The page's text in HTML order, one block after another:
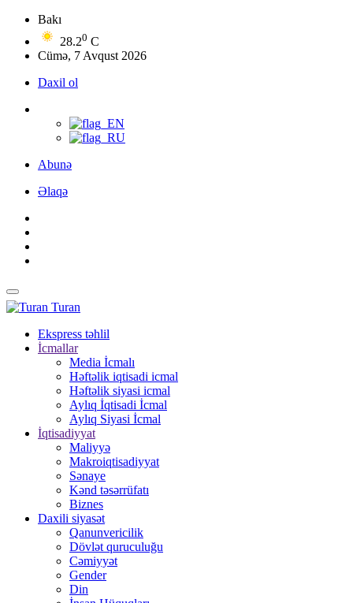
Bakı
28.20 C
Cümə, 7 Avqust 2026
Daxil ol
Abunə
Əlaqə
Turan
Ekspress təhlil
İcmallar
Media İcmalı
Həftəlik iqtisadi icmal
Həftəlik siyasi icmal
Aylıq İqtisadi İcmal
Aylıq Siyasi İcmal
İqtisadiyyat
Maliyyə
Makroiqtisadiyyat
Sənaye
Kənd təsərrüfatı
Biznes
Daxili siyasət
Qanunvericilik
Dövlət quruculuğu
Cəmiyyət
Gender
Din